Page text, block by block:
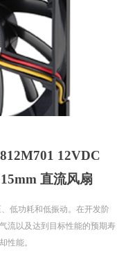
12VDC
直流风扇
低功耗和低振动。在开发阶
流以及达到目标性能的预期寿
性能。